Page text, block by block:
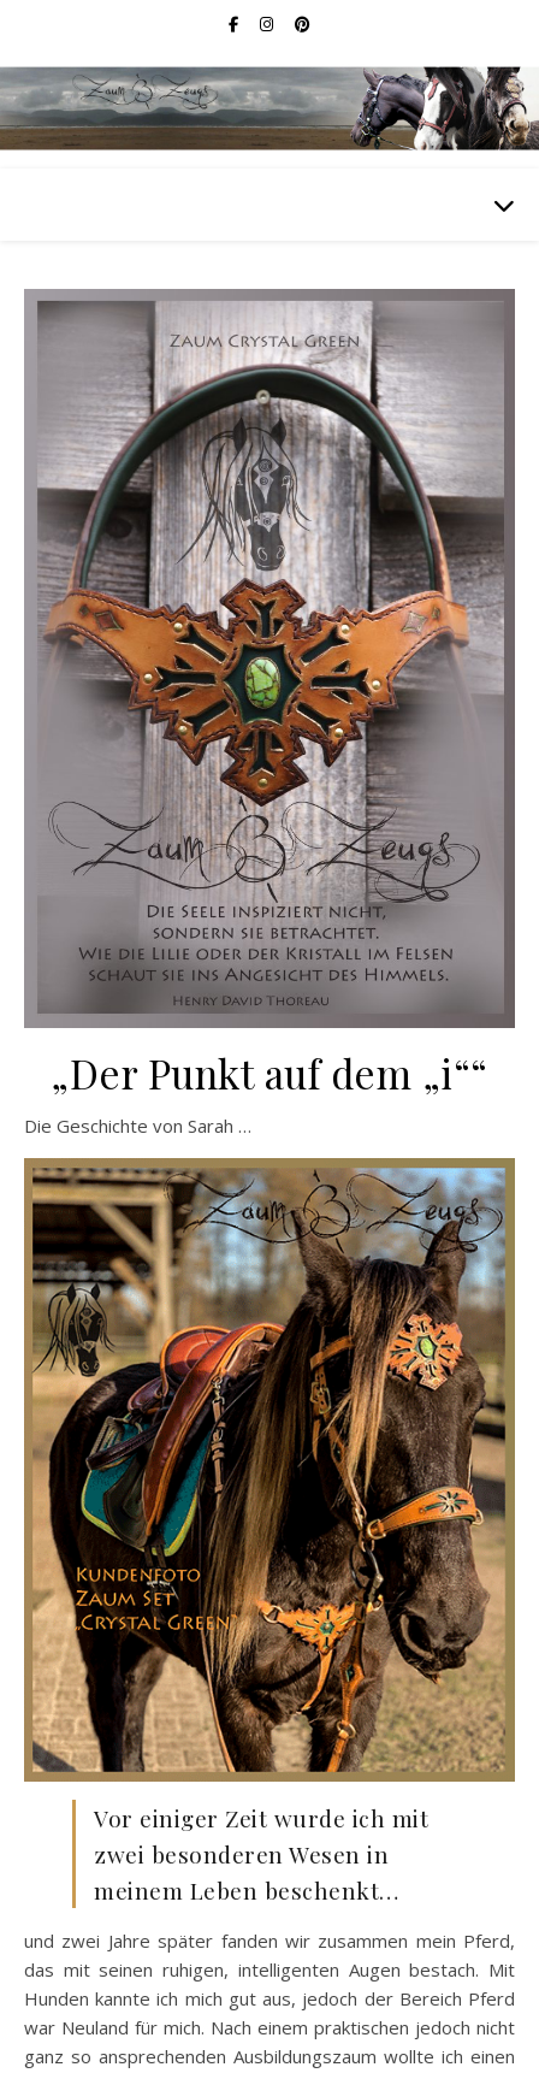
„Der Punkt auf dem „i““
Die Geschichte von Sarah …
Vor einiger Zeit wurde ich mit
zwei besonderen Wesen in
meinem Leben beschenkt…
und zwei Jahre später fanden wir zusammen mein Pferd,
das mit seinen ruhigen, intelligenten Augen bestach. Mit
Hunden kannte ich mich gut aus, jedoch der Bereich Pferd
war Neuland für mich. Nach einem praktischen jedoch nicht
ganz so ansprechenden Ausbildungszaum wollte ich einen